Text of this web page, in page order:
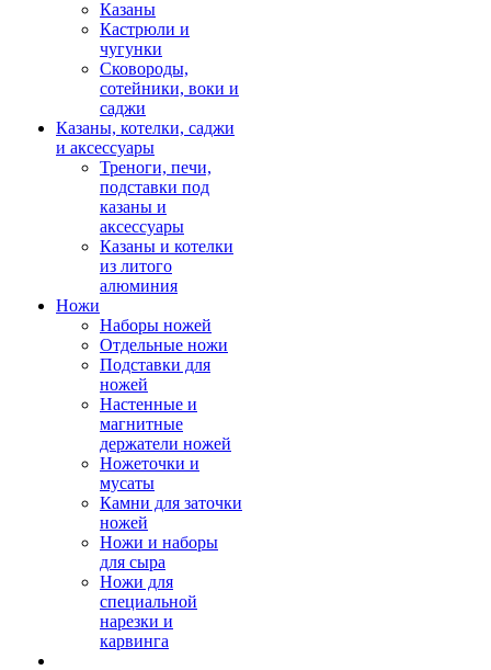
Казаны
Кастрюли и
чугунки
Сковороды,
сотейники, воки и
саджи
Казаны, котелки, саджи
и аксессуары
Треноги, печи,
подставки под
казаны и
аксессуары
Казаны и котелки
из литого
алюминия
Ножи
Наборы ножей
Отдельные ножи
Подставки для
ножей
Настенные и
магнитные
держатели ножей
Ножеточки и
мусаты
Камни для заточки
ножей
Ножи и наборы
для сыра
Ножи для
специальной
нарезки и
карвинга